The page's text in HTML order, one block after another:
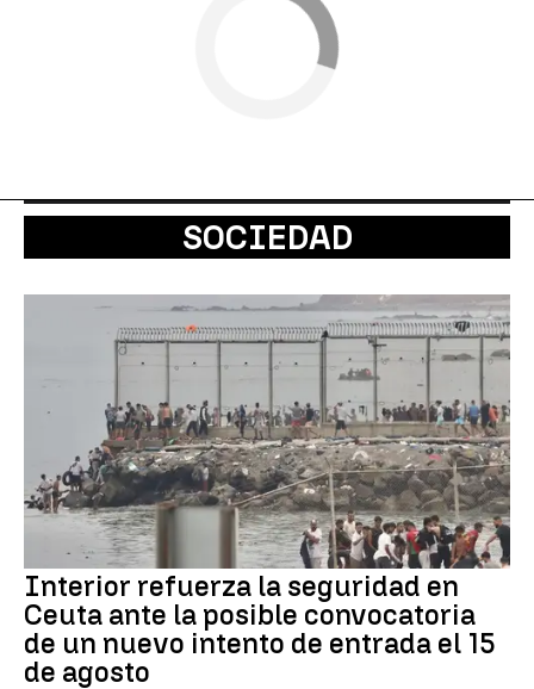
SOCIEDAD
Interior refuerza la seguridad en
Ceuta ante la posible convocatoria
de un nuevo intento de entrada el 15
de agosto